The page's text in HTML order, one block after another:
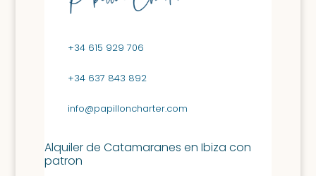
+34 615 929 706
+34 637 843 892
info@papilloncharter.com
Alquiler de Catamaranes en Ibiza con
patron